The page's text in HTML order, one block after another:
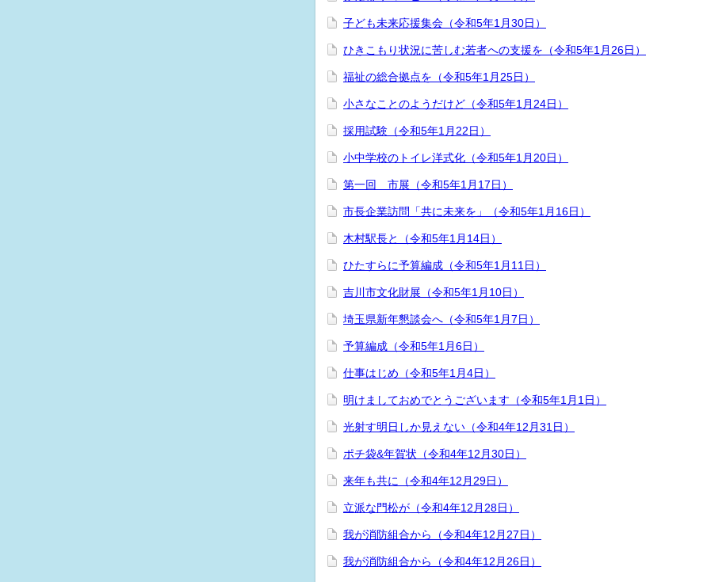
子ども未来応援集会（令和5年1月30日）
ひきこもり状況に苦しむ若者への支援を（令和5年1月26日）
福祉の総合拠点を（令和5年1月25日）
小さなことのようだけど（令和5年1月24日）
採用試験（令和5年1月22日）
小中学校のトイレ洋式化（令和5年1月20日）
第一回 市展（令和5年1月17日）
市長企業訪問「共に未来を」（令和5年1月16日）
木村駅長と（令和5年1月14日）
ひたすらに予算編成（令和5年1月11日）
吉川市文化財展（令和5年1月10日）
埼玉県新年懇談会へ（令和5年1月7日）
予算編成（令和5年1月6日）
仕事はじめ（令和5年1月4日）
明けましておめでとうございます（令和5年1月1日）
光射す明日しか見えない（令和4年12月31日）
ポチ袋&年賀状（令和4年12月30日）
来年も共に（令和4年12月29日）
立派な門松が（令和4年12月28日）
我が消防組合から（令和4年12月27日）
我が消防組合から（令和4年12月26日）